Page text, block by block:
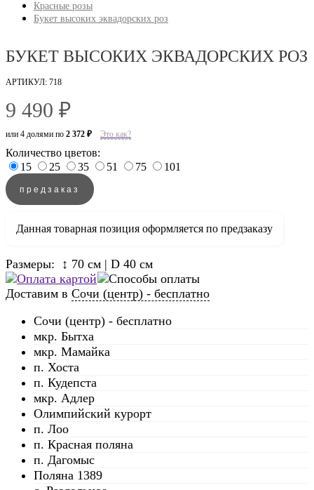
Красные розы
Букет высоких эквадорских роз
БУКЕТ ВЫСОКИХ ЭКВАДОРСКИХ РОЗ
АРТИКУЛ: 718
9 490 ₽
или 4 долями по 2 372 ₽ Это как?
Количество цветов:
15
25 35 51 75 101
предзаказ
Данная товарная позиция оформляется по предзаказу
Размеры: ↕ 70 см | D 40 см
Доставим в Сочи (центр) - бесплатно
Сочи (центр) - бесплатно
мкр. Бытха
мкр. Мамайка
п. Хоста
п. Кудепста
мкр. Адлер
Олимпийский курорт
п. Лоо
п. Красная поляна
п. Дагомыс
Поляна 1389